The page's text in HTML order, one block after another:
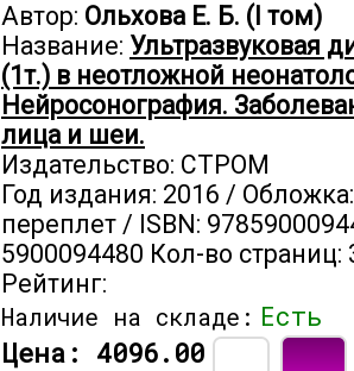
Автор: Ольхова Е. Б. (I том)
Название: Ультразвуковая
(1т.) в неотложной
Нейросонография.
лица и шеи.
Издательство: СТРОМ
Год издания: 2016 /
переплет / ISBN:
5900094480 Кол-во страниц:
Рейтинг:
Наличие на складе: Есть
Цена: 4096.00